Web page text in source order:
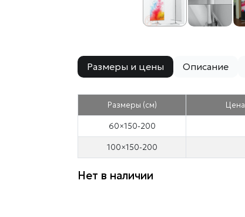
Размеры и цены Описание
Размеры (см) Цена
60×150-200
100×150-200
Нет в наличии